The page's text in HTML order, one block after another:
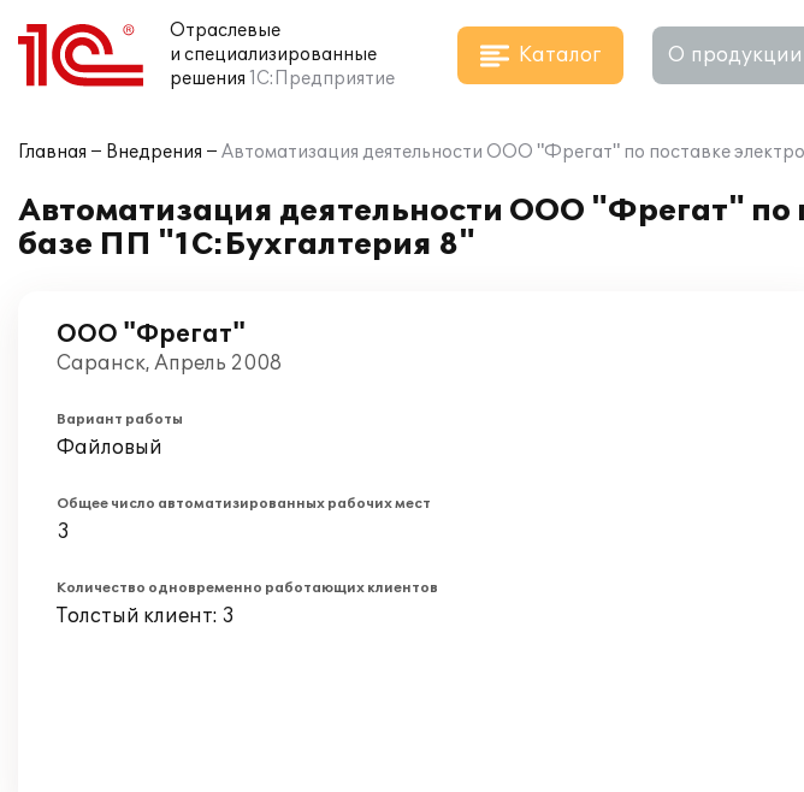
Отраслевые
и специализированные
решения 1С:Предприятие
Каталог О продукции
Главная Внедрения Автоматизация деятельности ООО "Фрегат" по поставке
Автоматизация деятельности ООО "Фрегат" по
базе ПП "1С:Бухгалтерия 8"
ООО "Фрегат"
Саранск, Апрель 2008
Вариант работы
Файловый
Общее число автоматизированных рабочих мест
3
Количество одновременно работающих клиентов
Толстый клиент: 3